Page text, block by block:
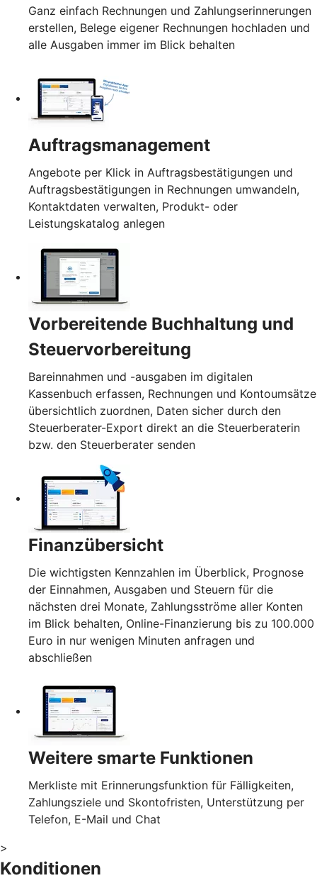
Ganz einfach Rechnungen und Zahlungserinnerungen
erstellen, Belege eigener Rechnungen hochladen und
alle Ausgaben immer im Blick behalten
Auftragsmanagement
Angebote per Klick in Auftragsbestätigungen und
Auftragsbestätigungen in Rechnungen umwandeln,
Kontaktdaten verwalten, Produkt- oder
Leistungskatalog anlegen
Vorbereitende Buchhaltung und
Steuervorbereitung
Bareinnahmen und -ausgaben im digitalen
Kassenbuch erfassen, Rechnungen und Kontoumsätze
übersichtlich zuordnen, Daten sicher durch den
Steuerberater-Export direkt an die Steuerberaterin
bzw. den Steuerberater senden
Finanzübersicht
Die wichtigsten Kennzahlen im Überblick, Prognose
der Einnahmen, Ausgaben und Steuern für die
nächsten drei Monate, Zahlungsströme aller Konten
im Blick behalten, Online-Finanzierung bis zu 100.000
Euro in nur wenigen Minuten anfragen und
abschließen
Weitere smarte Funktionen
Merkliste mit Erinnerungsfunktion für Fälligkeiten,
Zahlungsziele und Skontofristen, Unterstützung per
Telefon, E-Mail und Chat
>
Konditionen